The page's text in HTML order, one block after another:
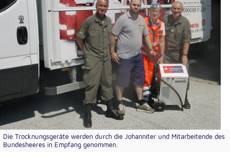
Die Trocknungsgeräte werden durch die Johanniter und Mitarbeitende des
Bundesheeres in Empfang genommen.
Google LLC
Zweck:
Einbinden und Anzeigen von Videos
Google Maps
Name:
Anbieter:
Google LLC